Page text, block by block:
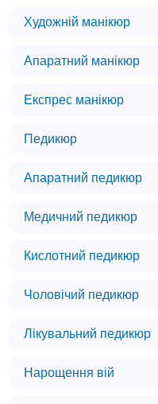
Художній манікюр
Апаратний манікюр
Експрес манікюр
Педикюр
Апаратний педикюр
Медичний педикюр
Кислотний педикюр
Чоловічий педикюр
Лікувальний педикюр
Нарощення вій